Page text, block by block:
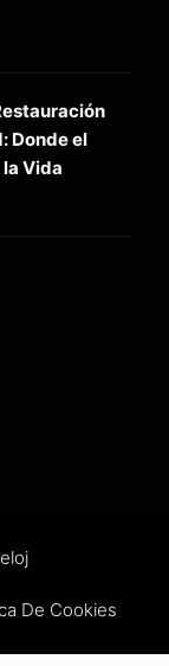
Donde el
Vida
De Cookies